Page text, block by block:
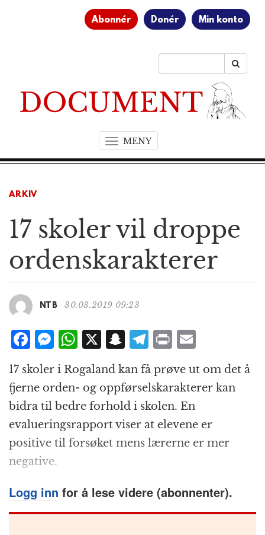
Abonnér Donér Min konto
MENYT
o
a
i
n
ARKIV
17 skoler vil droppe
ordenskarakterer
NTB 30.03.2019 09:23
F
a
c
e
b
o
o
k
M
e
ss
e
n
g
e
r
W
at
s
A
p
p
X S
a
p
c
h
at
T
el
e
g
r
a
m
P
n
t
ai
l
17 skoler i Rogaland kan få prøve ut om det å
fjerne orden- og oppførselskarakterer kan
bidra til bedre forhold i skolen. En
evalueringsrapport viser at elevene er
positive til forsøket mens lærerne er mer
negative.
Logg inn for å lese videre (abonnenter).